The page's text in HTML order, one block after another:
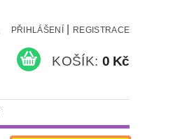
PŘIHLÁŠENÍ REGISTRACE
KOŠÍK: 0 Kč